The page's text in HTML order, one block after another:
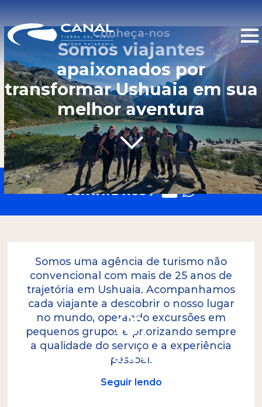
Conheça-nos
Somos viajantes
apaixonados por
transformar Ushuaia em sua
melhor aventura
CONTATE-NOS
Somos uma agência de turismo não
convencional com mais de 25 anos de
trajetória em Ushuaia. Acompanhamos
cada viajante a descobrir o nosso lugar
no mundo, operando excursões em
pequenos grupos e priorizando sempre
a qualidade do serviço e a experiência
pessoal.
Seguir lendo
10 razões para viajar com a